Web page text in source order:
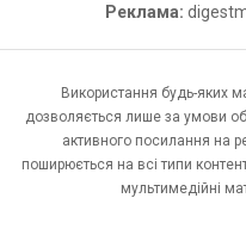
Реклама:
Використання будь-яких
дозволяється лише за умови
активного посилання на
поширюється на всі типи
мультимедійні